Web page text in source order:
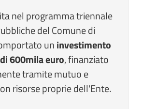
nel programma triennale
del Comune di
uninvestimento
600mila euro, finanziato
tramite mutuo e
risorse proprie dell'Ente.